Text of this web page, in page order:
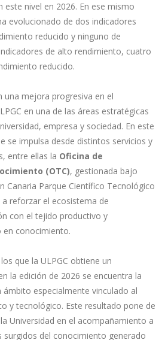
este nivel en 2026. En ese mismo
evolucionado de dos indicadores
reducido y ninguno de
de alto rendimiento, cuatro
reducido.
una mejora progresiva en el
en una de las áreas estratégicas
empresa y sociedad. En este
se impulsa desde distintos servicios y
entre ellas la Oficina de
(OTC), gestionada bajo
Canaria Parque Científico Tecnológico
a reforzar el ecosistema de
con el tejido productivo y
en conocimiento.
que la ULPGC obtiene un
la edición de 2026 se encuentra la
especialmente vinculado al
y tecnológico. Este resultado pone de
Universidad en el acompañamiento a
surgidos del conocimiento generado